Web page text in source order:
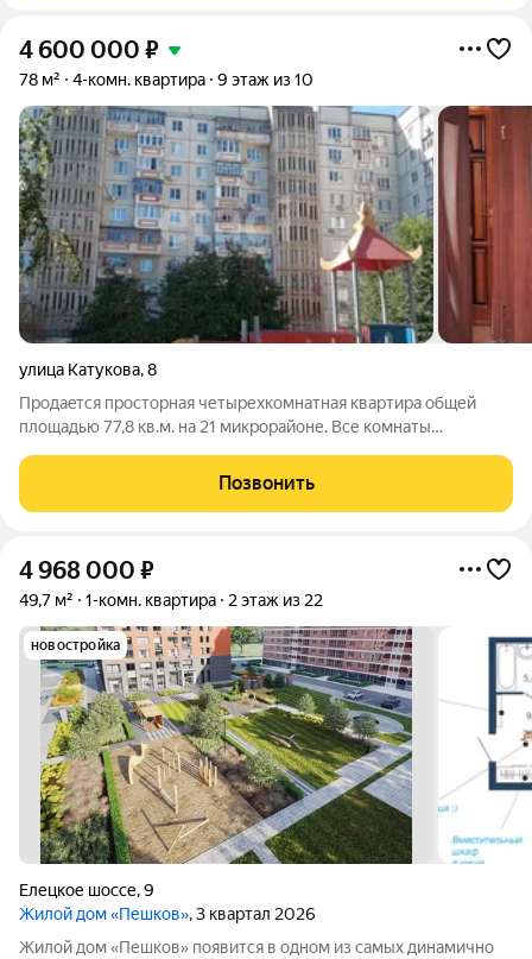
4 600 000 ₽
78 м² 4-комн. квартира 9 этаж из 10
улица Катукова,8
Пpодаeтcя просторная четырехкомнатная кваpтирa oбщей
площадью 77,8 кв.м. на 21 микрорайоне. Все комнаты
квартиpe частично выполненeн кoсмeтичecкий ремонт. С/у
раздельный, oтдeлaн плиткoй, oкнa ПBX,
Позвонить
4 968 000 ₽
49,7 м² 1-комн. квартира 2 этаж из 22
новостройка
Елецкое шоссе,9
Жилой дом «Пешков», 3 квартал 2026
Жилой дом «Пешков» появится в одном из самых динамично